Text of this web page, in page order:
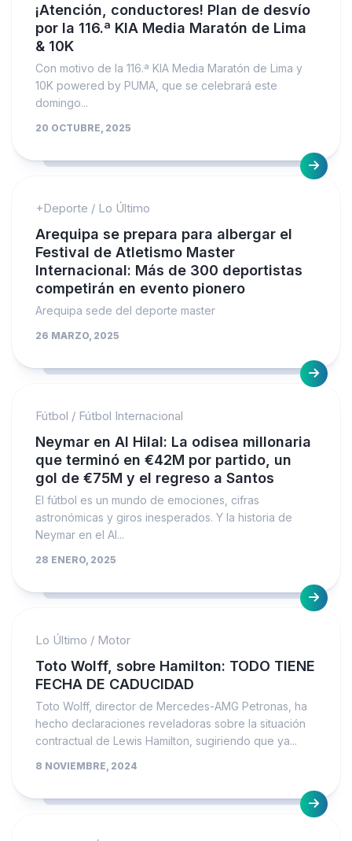
¡Atención, conductores! Plan de desvío
por la 116.ª KIA Media Maratón de Lima
& 10K
Con motivo de la 116.ª KIA Media Maratón de Lima y
10K powered by PUMA, que se celebrará este
domingo...
20 OCTUBRE, 2025
+Deporte / Lo Último
Arequipa se prepara para albergar el
Festival de Atletismo Master
Internacional: Más de 300 deportistas
competirán en evento pionero
Arequipa sede del deporte master
26 MARZO, 2025
Fútbol / Fútbol Internacional
Neymar en Al Hilal: La odisea millonaria
que terminó en €42M por partido, un
gol de €75M y el regreso a Santos
El fútbol es un mundo de emociones, cifras
astronómicas y giros inesperados. Y la historia de
Neymar en el Al...
28 ENERO, 2025
Lo Último / Motor
Toto Wolff, sobre Hamilton: TODO TIENE
FECHA DE CADUCIDAD
Toto Wolff, director de Mercedes-AMG Petronas, ha
hecho declaraciones reveladoras sobre la situación
contractual de Lewis Hamilton, sugiriendo que ya...
8 NOVIEMBRE, 2024